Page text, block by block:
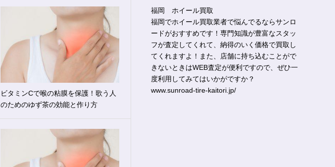
ビタミンCで喉の粘膜を保護！歌う人
のためのゆず茶の効能と作り方
福岡 ホイール買取
福岡でホイール買取業者で悩んでるならサンロ
ードがおすすめです！専門知識が豊富なスタッ
フが査定してくれて、納得のいく価格で買取し
てくれますよ！また、店舗に持ち込むことがで
きないときはWEB査定が便利ですので、ぜひ一
度利用してみてはいかがですか？
www.sunroad-tire-kaitori.jp/